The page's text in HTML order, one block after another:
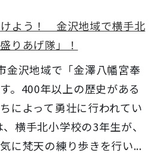
けよう！ 金沢地域で横手北
りあげ隊」！
金沢地域で「金澤八幡宮奉
。400年以上の歴史がある
によって勇壮に行われてい
横手北小学校の3年生が、
に梵天の練り歩きを行い...